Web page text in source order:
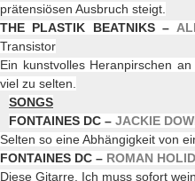
prätensiösen Ausbruch steigt.
THE PLASTIK BEATNIKS –
Transistor
Ein kunstvolles Heranpirschen
viel zu selten.
SONGS
FONTAINES DC – JACKIE
Selten so eine Abhängigkeit von
FONTAINES DC – ROMAN
Diese Gitarre. Ich muss sofort